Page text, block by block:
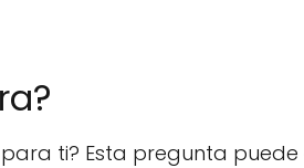
ti? Esta pregunta